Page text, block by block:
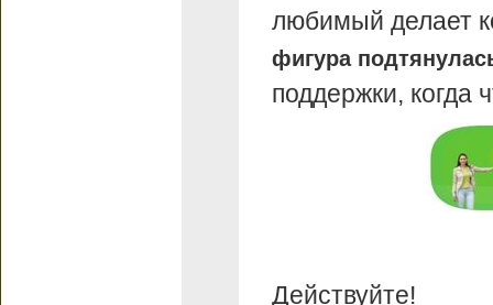
любимый делает
фигура
поддержки, когда
Действуйте!